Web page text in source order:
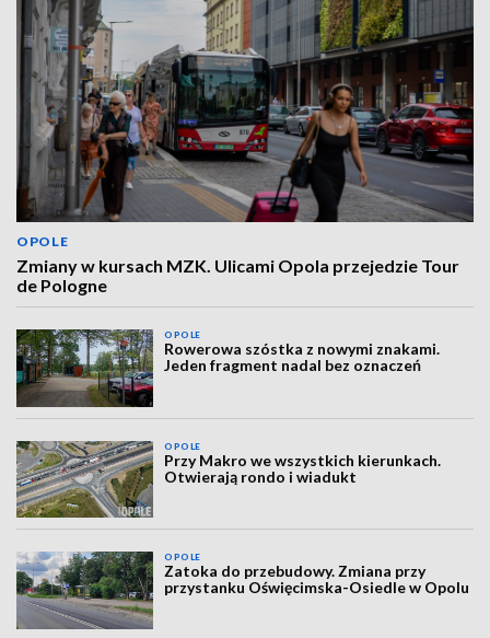
OPOLE
Zmiany w kursach MZK. Ulicami Opola przejedzie Tour
de Pologne
OPOLE
Rowerowa szóstka z nowymi znakami.
Jeden fragment nadal bez oznaczeń
OPOLE
Przy Makro we wszystkich kierunkach.
Otwierają rondo i wiadukt
OPOLE
Zatoka do przebudowy. Zmiana przy
przystanku Oświęcimska-Osiedle w Opolu